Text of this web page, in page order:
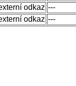
odkaz ---
odkaz ---